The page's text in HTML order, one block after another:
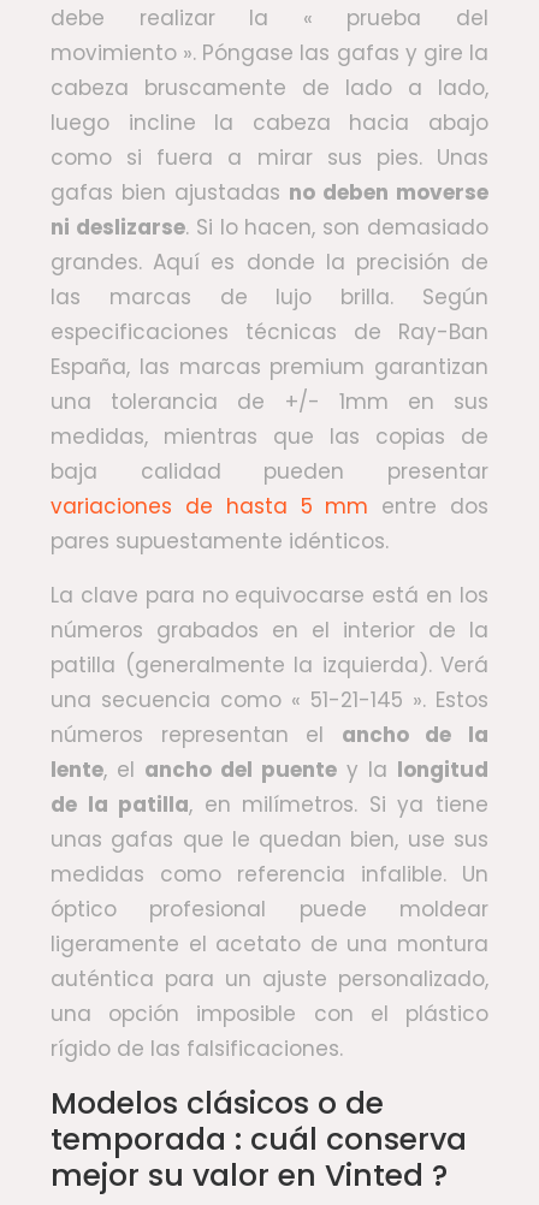
debe realizar la « prueba del
movimiento ». Póngase las gafas y gire la
cabeza bruscamente de lado a lado,
luego incline la cabeza hacia abajo
como si fuera a mirar sus pies. Unas
gafas bien ajustadas no deben moverse
ni deslizarse. Si lo hacen, son demasiado
grandes. Aquí es donde la precisión de
las marcas de lujo brilla. Según
especificaciones técnicas de Ray-Ban
España, las marcas premium garantizan
una tolerancia de +/- 1mm en sus
medidas, mientras que las copias de
baja calidad pueden presentar
variaciones de hasta 5 mm entre dos
pares supuestamente idénticos.
La clave para no equivocarse está en los
números grabados en el interior de la
patilla (generalmente la izquierda). Verá
una secuencia como « 51-21-145 ». Estos
números representan el ancho de la
lente, el ancho del puente y la longitud
de la patilla, en milímetros. Si ya tiene
unas gafas que le quedan bien, use sus
medidas como referencia infalible. Un
óptico profesional puede moldear
ligeramente el acetato de una montura
auténtica para un ajuste personalizado,
una opción imposible con el plástico
rígido de las falsificaciones.
Modelos clásicos o de
temporada : cuál conserva
mejor su valor en Vinted ?